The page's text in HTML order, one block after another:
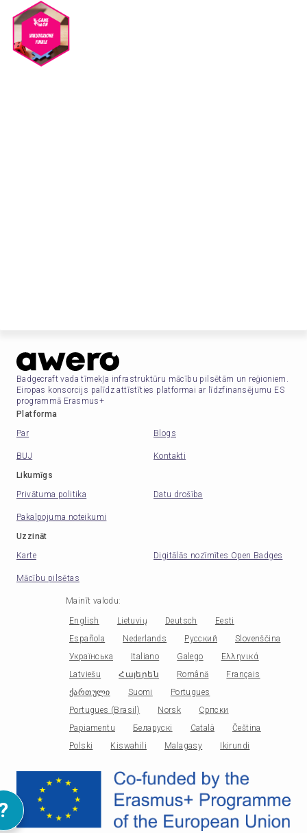
Badgecraft vada tīmekļa infrastruktūru mācību pilsētām un reģioniem.
Eiropas konsorcijs palīdz attīstīties platformai ar līdzfinansējumu ES
programmā Erasmus+
Platforma
Par
Blogs
BUJ
Kontakti
Likumīgs
Privātuma politika
Datu drošība
Pakalpojuma noteikumi
Uzzināt
Karte
Digitālās nozīmītes Open Badges
Mācību pilsētas
Mainīt valodu:
English Lietuvių Deutsch
Eesti
Española
Nederlands Русский
Slovenščina
Українська
Italiano Galego
Ελληνικά
Latviešu
Հայերեն Română
Français
ქართული
Suomi
Portugues
Portugues (Brasil)
Norsk
Српски
Papiamentu
Беларускі Català
Čeština
Polski
Kiswahili Malagasy Ikirundi